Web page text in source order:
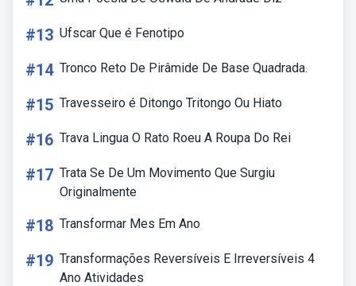
#13 Ufscar Que é Fenotipo
#14 Tronco Reto De Pirâmide De Base Quadrada.
#15 Travesseiro é Ditongo Tritongo Ou Hiato
#16 Trava Lingua O Rato Roeu A Roupa Do Rei
#17 Trata Se De Um Movimento Que Surgiu
Originalmente
#18 Transformar Mes Em Ano
#19 Transformações Reversíveis E Irreversíveis 4
Ano Atividades